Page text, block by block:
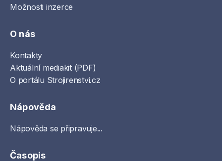
Možnosti inzerce
O nás
Kontakty
Aktuální mediakit (PDF)
O portálu Strojirenstvi.cz
Nápověda
Nápověda se připravuje...
Časopis